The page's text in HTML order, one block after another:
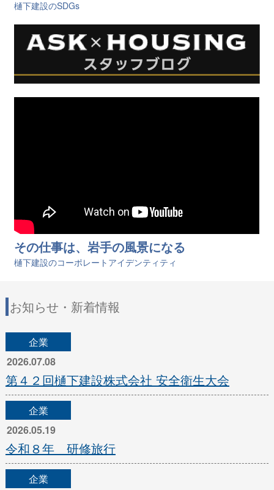
樋󠄀下建設のSDGs
その仕事は、岩手の風景になる
樋󠄀下建設のコーポレートアイデンティティ
お知らせ・新着情報
企業
2026.07.08
第４２回樋下建設株式会社 安全衛生大会
企業
2026.05.19
令和８年 研修旅行
企業